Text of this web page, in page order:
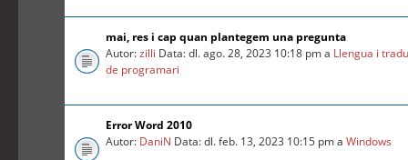
mai, res i cap quan plantegem una pregunta
Autor:zilli Data: dl. ago. 28, 2023 10:18 pm a Llengua i
de programari
Error Word 2010
Autor: DaniN Data: dl. feb. 13, 2023 10:15 pm aWindows